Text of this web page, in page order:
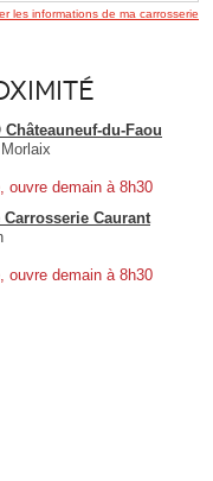
les informations de ma carrosserie
Châteauneuf-du-Faou
ouvre demain à 8h30
Carrosserie Caurant
ouvre demain à 8h30